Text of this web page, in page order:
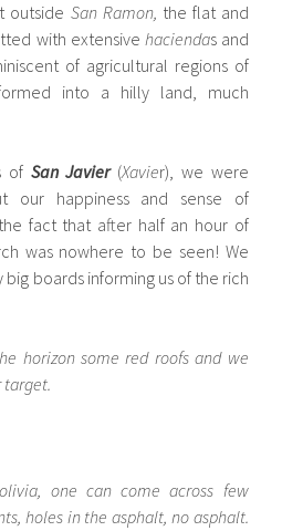
outside San Ramon, the flat and
with extensive haciendas and
of agricultural regions of
into a hilly land, much
of San Javier(Xavier), we were
our happiness and sense of
fact that after half an hour of
was nowhere to be seen! We
boards informing us of the rich
horizon some red roofs and we
target.
one can come across few
holes in the asphalt, no asphalt.